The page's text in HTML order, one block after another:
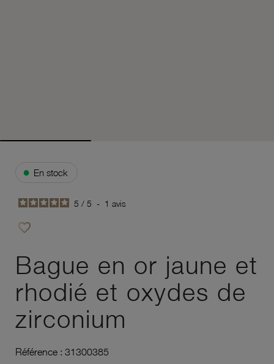
● En stock
5 / 5 - 1 avis
favorite_border
Bague en or jaune et
rhodié et oxydes de
zirconium
Référence : 31300385